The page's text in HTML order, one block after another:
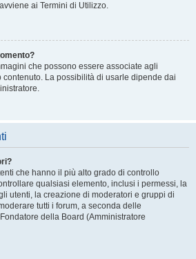
ai Termini di Utilizzo.
che possono essere associate agli
La possibilità di usarle dipende dai
che hanno il più alto grado di controllo
qualsiasi elemento, inclusi i permessi, la
utenti, la creazione di moderatori e gruppi di
tutti i forum, a seconda delle
della Board (Amministratore